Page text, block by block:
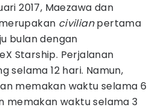
2017, Maezawa dan
civilianpertama
bulan dengan
Starship. Perjalanan
selama 12 hari. Namun,
memakan waktu selama 6
memakan waktu selama 3